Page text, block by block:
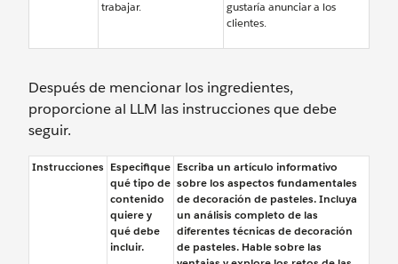
trabajar.
gustaría anunciar a los
clientes.
Después de mencionar los ingredientes,
proporcione al LLM las instrucciones que debe
seguir.
Instrucciones Especifique
qué tipo de
contenido
quiere y
qué debe
incluir.
Escriba un artículo informativo
sobre los aspectos fundamentales
de decoración de pasteles. Incluya
un análisis completo de las
diferentes técnicas de decoración
de pasteles. Hable sobre las